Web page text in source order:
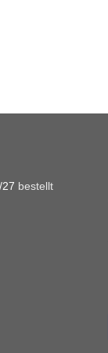
bestellt